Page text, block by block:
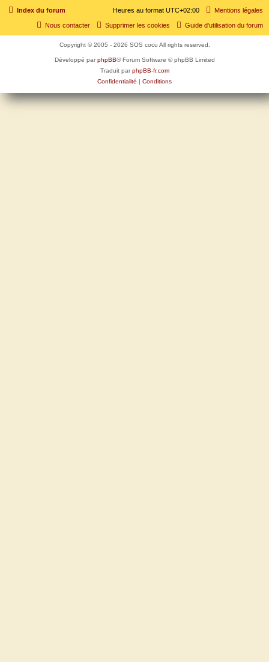
Index du forum Mentions légales
Heures au format UTC+02:00
Guide d'utilisation du forum
Supprimer les cookies
Nous contacter
Copyright © 2005 - 2026 SOS cocu All rights reserved.
Développé parphpBB® Forum Software © phpBB Limited
Traduit parphpBB-fr.com
Confidentialité | Conditions